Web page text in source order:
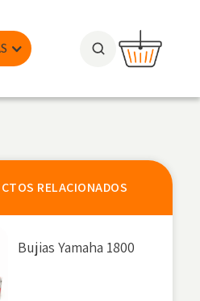
RELACIONADOS
Bujias Yamaha 1800